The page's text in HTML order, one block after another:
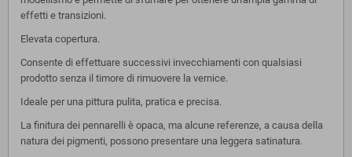
effetti e transizioni.
Elevata copertura.
Consente di effettuare successivi invecchiamenti con qualsiasi
prodotto senza il timore di rimuovere la vernice.
Ideale per una pittura pulita, pratica e precisa.
La finitura dei pennarelli è opaca, ma alcune referenze, a causa della
natura dei pigmenti, possono presentare una leggera satinatura.